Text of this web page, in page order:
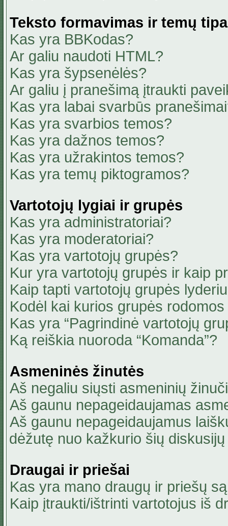
Teksto formavimas ir temų
Kas yra BBKodas?
Ar galiu naudoti HTML?
Kas yra šypsenėlės?
Ar galiu į pranešimą įtraukti
Kas yra labai svarbūs
Kas yra svarbios temos?
Kas yra dažnos temos?
Kas yra užrakintos temos?
Kas yra temų piktogramos?
Vartotojų lygiai ir grupės
Kas yra administratoriai?
Kas yra moderatoriai?
Kas yra vartotojų grupės?
Kur yra vartotojų grupės ir kaip
Kaip tapti vartotojų grupės
Kodėl kai kurios grupės
Kas yra “Pagrindinė vartotojų
Ką reiškia nuoroda “Komanda”?
Asmeninės žinutės
Aš negaliu siųsti asmeninių
Aš gaunu nepageidaujamas
Aš gaunu nepageidaujamus
dėžutę nuo kažkurio šių
Draugai ir priešai
Kas yra mano draugų ir priešų
Kaip įtraukti/ištrinti vartotojus iš